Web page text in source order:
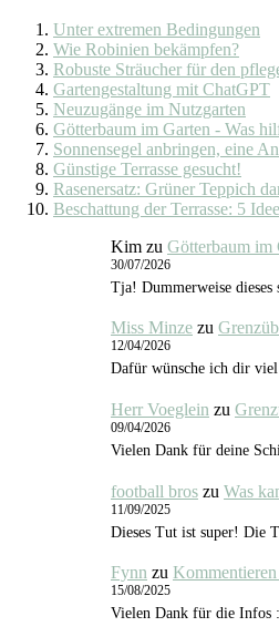
Unter extremen Bedingungen
Wie Robinien bekämpfen?
Robuste Sträucher für den
Gartengestaltung mit ChatGPT
Neuzugänge im Nutzgarten
Götterbaum im Garten - Was
Sonnensegel anbringen, eine
Günstige Terrasse gesucht!
Rasenersatz: Grüner Teppich
Beschattung der Terrasse: 5
Kim zu Götterbaum
30/07/2026
Tja! Dummerweise
Miss Minze zu
12/04/2026
Dafür wünsche ich dir
Herr Voeglein zu
09/04/2026
Vielen Dank für deine
football bros zu Was
11/09/2025
Dieses Tut ist super! Die
Fynn zu
15/08/2025
Vielen Dank für die Infos